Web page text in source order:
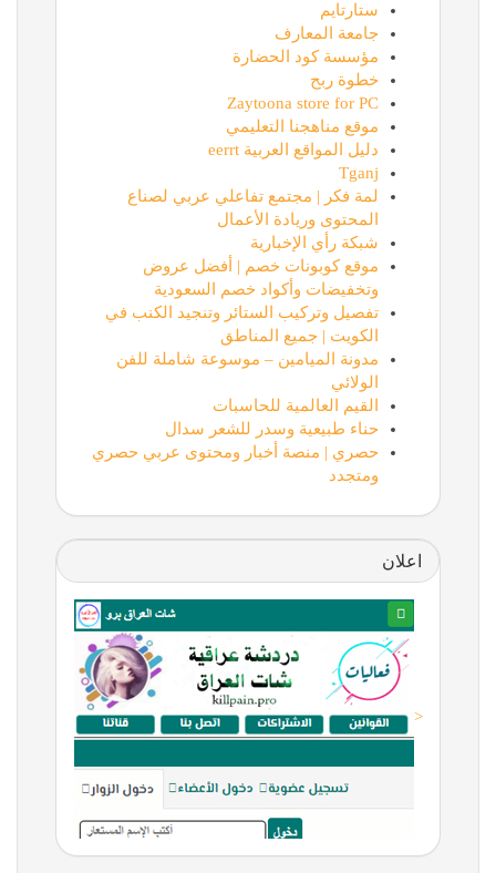
ستارتايم
جامعة المعارف
مؤسسة كود الحضارة
خطوة ربح
Zaytoona store for PC
موقع مناهجنا التعليمي
دليل المواقع العربية eerrt
Tganj
لمة فكر | مجتمع تفاعلي عربي لصناع
المحتوى وريادة الأعمال
شبكة رأي الإخبارية
موقع كوبونات خصم | أفضل عروض
وتخفيضات وأكواد خصم السعودية
تفصيل وتركيب الستائر وتنجيد الكنب في
الكويت | جميع المناطق
مدونة الميامين – موسوعة شاملة للفن
الولائي
القيم العالمية للحاسبات
حناء طبيعية وسدر للشعر سدال
حصري | منصة أخبار ومحتوى عربي حصري
ومتجدد
اعلان
<